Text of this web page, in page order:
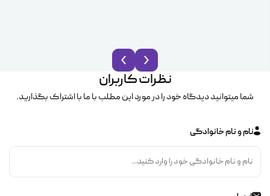
نظرات کاربران
شما میتوانید دیدگاه خود را در مورد این مطلب با ما با اشتراک بگذارید.
نام و نام خانوادگی